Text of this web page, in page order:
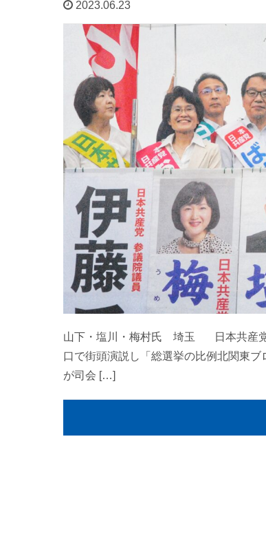
2023.06.23
山下・塩川・梅村氏 埼玉 日本共産党
口で街頭演説し「総選挙の比例北関東
が司会 […]